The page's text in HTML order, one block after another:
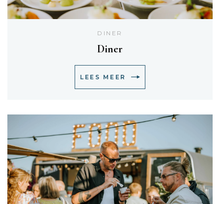
DINER
Diner
LEES MEER